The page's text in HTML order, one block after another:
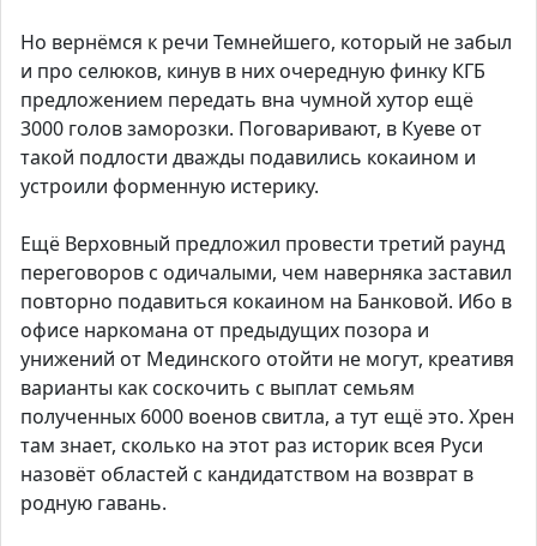
Но вернёмся к речи Темнейшего, который не забыл
и про селюков, кинув в них очередную финку КГБ
предложением передать вна чумной хутор ещё
3000 голов заморозки. Поговаривают, в Куеве от
такой подлости дважды подавились кокаином и
устроили форменную истерику.
Ещё Верховный предложил провести третий раунд
переговоров с одичалыми, чем наверняка заставил
повторно подавиться кокаином на Банковой. Ибо в
офисе наркомана от предыдущих позора и
унижений от Мединского отойти не могут, креативя
варианты как соскочить с выплат семьям
полученных 6000 военов свитла, а тут ещё это. Хрен
там знает, сколько на этот раз историк всея Руси
назовёт областей с кандидатством на возврат в
родную гавань.